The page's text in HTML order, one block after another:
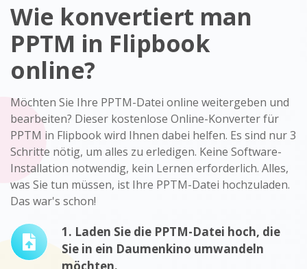
Wie konvertiert man
PPTM in Flipbook
online?
Möchten Sie Ihre PPTM-Datei online weitergeben und
bearbeiten? Dieser kostenlose Online-Konverter für
PPTM in Flipbook wird Ihnen dabei helfen. Es sind nur 3
Schritte nötig, um alles zu erledigen. Keine Software-
Installation notwendig, kein Lernen erforderlich. Alles,
was Sie tun müssen, ist Ihre PPTM-Datei hochzuladen.
Das war's schon!
1. Laden Sie die PPTM-Datei hoch, die
Sie in ein Daumenkino umwandeln